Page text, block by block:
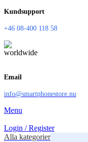
Kundsupport
+46 08-400 118 58
Email
info@smartphonestore.nu
Menu
Login / Register
Alla kategorier